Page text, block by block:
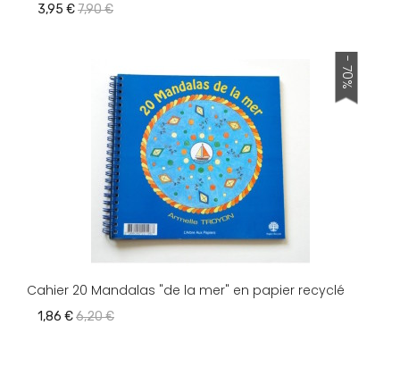
3,95 €7,90 €
- 70%
Cahier 20 Mandalas "de la mer" en papier recyclé
1,86 €6,20 €